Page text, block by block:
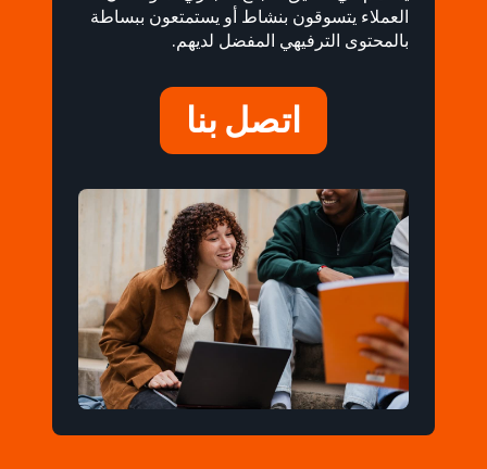
العملاء يتسوقون بنشاط أو يستمتعون ببساطة
بالمحتوى الترفيهي المفضل لديهم.
اتصل بنا